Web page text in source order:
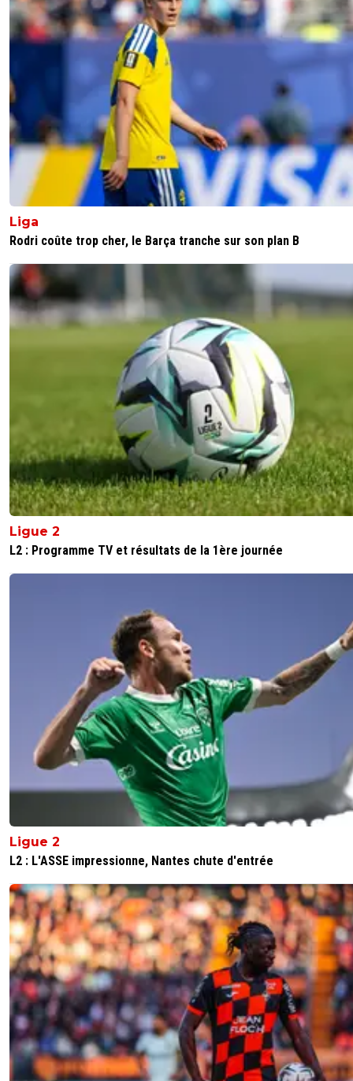
Liga
Rodri coûte trop cher, le Barça tranche sur son plan B
Ligue 2
L2 : Programme TV et résultats de la 1ère journée
Ligue 2
L2 : L'ASSE impressionne, Nantes chute d'entrée